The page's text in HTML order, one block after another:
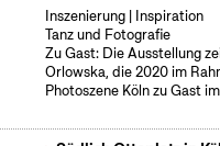
Inszenierung | Inspiration
Tanz und Fotografie
Zu Gast: Die Ausstellung
Orlowska, die 2020 im
Photoszene Köln zu Gast